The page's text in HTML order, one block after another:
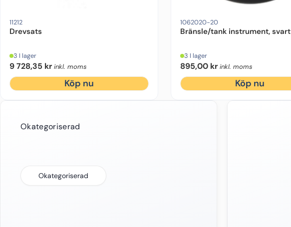
11212
Drevsats
3 I lager
9 728,35 kr inkl. moms
Köp nu
1062020-20
Bränsle/tank instrument, svart
3 I lager
895,00 kr inkl. moms
Köp nu
Okategoriserad
Okategoriserad